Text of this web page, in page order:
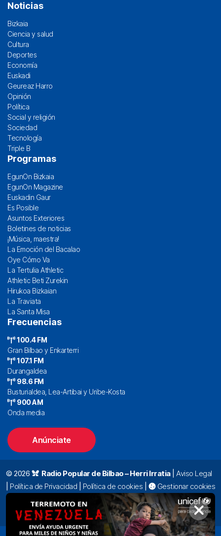
Noticias
Bizkaia
Ciencia y salud
Cultura
Deportes
Economía
Euskadi
Geureaz Harro
Opinión
Política
Social y religión
Sociedad
Tecnología
Triple B
Programas
EgunOn Bizkaia
EgunOn Magazine
Euskadin Gaur
Es Posible
Asuntos Exteriores
Boletines de noticias
¡Música, maestra!
La Emoción del Bacalao
Oye Cómo Va
La Tertulia Athletic
Athletic Beti Zurekin
Hirukoa Bizkaian
La Traviata
La Santa Misa
Frecuencias
100.4 FM
Gran Bilbao y Enkarterri
107.1 FM
Durangaldea
98.6 FM
Busturialdea, Lea-Artibai y Uribe-Kosta
900 AM
Onda media
Anúnciate
© 2026 Radio Popular de Bilbao – Herri Irratia| Aviso Legal
Política de Privacidad Política de cookies
Gestionar cookies
Alda. Mazarredo, 47 – 7º 48009 Bilbao |
94 423 92 00|
oyentes@radiopopular.com